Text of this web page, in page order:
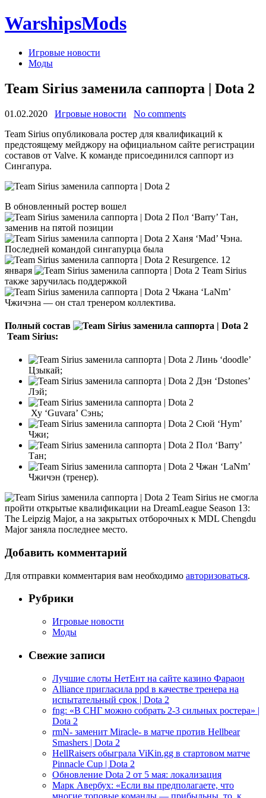
WarshipsMods
Игровые новости
Моды
Team Sirius заменила саппорта | Dota 2
01.02.2020 Игровые новости
No comments
Team Sirius опубликовала ростер для квалификаций к
предстоящему мейджору на официальном сайте регистрации
составов от Valve. К команде присоединился саппорт из
Сингапура.
В обновленный ростер вошел
Пол ‘Barry’ Тан,
заменив на пятой позиции
Ханя ‘Mad’ Чэна.
Последней командой сингапурца была
Resurgence. 12
января
Team Sirius
также заручилась поддержкой
Чжана ‘LaNm’
Чжичэна — он стал тренером коллектива.
Полный состав
Team Sirius:
Линь ‘doodle’
Цзыкай;
Дэн ‘Dstones’
Лэй;
Ху ‘Guvara’ Сэнь;
Сюй ‘Hym’
Чжи;
Пол ‘Barry’
Тан;
Чжан ‘LaNm’
Чжичэн (тренер).
Team Sirius не смогла
пройти открытые квалификации на DreamLeague Season 13:
The Leipzig Major, а на закрытых отборочных к MDL Chengdu
Major заняла последнее место.
Добавить комментарий
Для отправки комментария вам необходимо авторизоваться.
Рубрики
Игровые новости
Моды
Свежие записи
Лучшие слоты НетЕнт на сайте казино Фараон
Alliance пригласила ppd в качестве тренера на
испытательный срок | Dota 2
fng: «В СНГ можно собрать 2-3 сильных ростера» |
Dota 2
rmN- заменит Miracle- в матче против Hellbear
Smashers | Dota 2
HellRaisers обыграла ViKin.gg в стартовом матче
Pinnacle Cup | Dota 2
Обновление Dota 2 от 5 мая: локализация
Марк Авербух: «Если вы предполагаете, что
многие топовые команды — прибыльны, то, к